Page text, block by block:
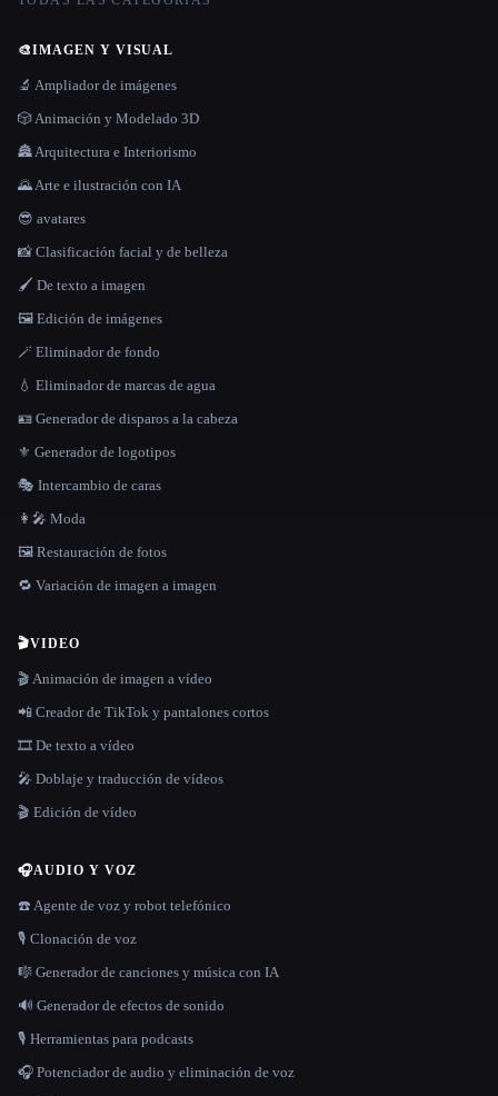
🎨IMAGEN Y VISUAL
🔬 Ampliador de imágenes
🎲 Animación y Modelado 3D
🏯 Arquitectura e Interiorismo
🌄 Arte e ilustración con IA
😎 avatares
📸 Clasificación facial y de belleza
🖌️ De texto a imagen
🖼️ Edición de imágenes
🪄 Eliminador de fondo
💧 Eliminador de marcas de agua
🪪 Generador de disparos a la cabeza
⚜️ Generador de logotipos
🎭 Intercambio de caras
👩‍🎤 Moda
🖼️ Restauración de fotos
🔁 Variación de imagen a imagen
🎬VIDEO
🎬 Animación de imagen a vídeo
📲 Creador de TikTok y pantalones cortos
🎞️ De texto a vídeo
🎤 Doblaje y traducción de vídeos
🎬 Edición de vídeo
🎧AUDIO Y VOZ
☎️ Agente de voz y robot telefónico
🎙️ Clonación de voz
🎼 Generador de canciones y música con IA
🔊 Generador de efectos de sonido
🎙️ Herramientas para podcasts
🎧 Potenciador de audio y eliminación de voz